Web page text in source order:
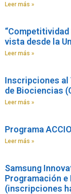
Leer más »
vista desde la
Leer más »
Inscripciones al
de Biociencias
Leer más »
Programa
Leer más »
Samsung
Programación
(inscripciones